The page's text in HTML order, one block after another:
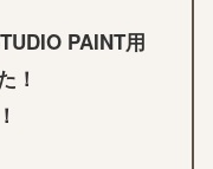
PAINT用
！